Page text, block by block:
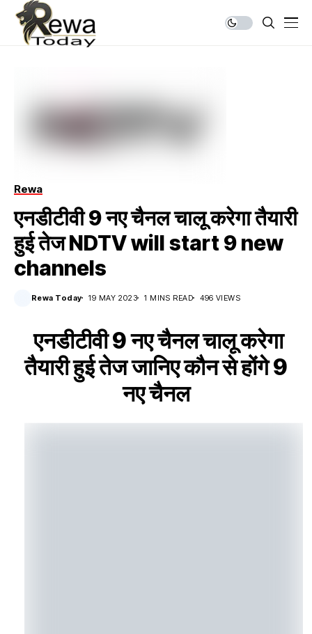
Rewa
एनडीटीवी 9 नए चैनल चालू करेगा तैयारी
हुई तेज NDTV will start 9 new
channels
Rewa Today 19 MAY 2023 1 MINS READ 496 VIEWS
एनडीटीवी 9 नए चैनल चालू करेगा
तैयारी हुई तेज जानिए कौन से होंगे 9
नए चैनल